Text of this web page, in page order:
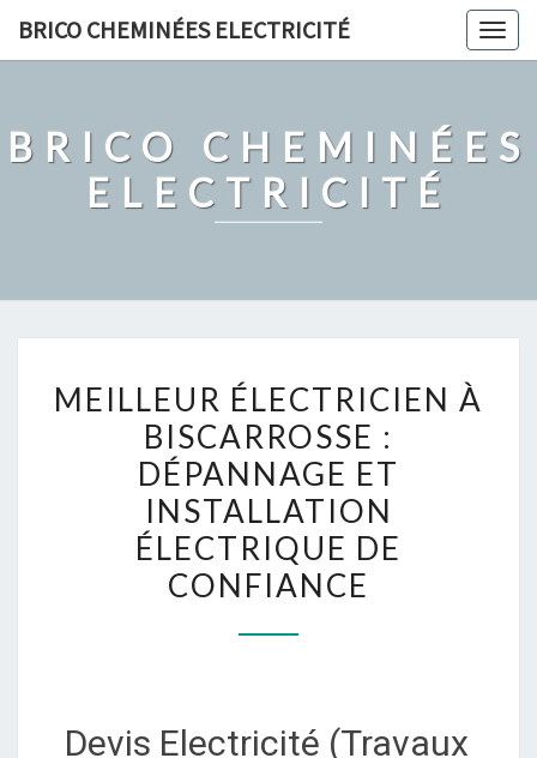
BRICO CHEMINÉES ELECTRICITÉ
BRICO CHEMINÉES
ELECTRICITÉ
ÉLECTRICIEN
À
BISCARROSSE
:
DÉPANNAGE
ET
INSTALLATION
ÉLECTRIQUE
MEILLEUR ÉLECTRICIEN À
BISCARROSSE :
DÉPANNAGE ET
INSTALLATION
ÉLECTRIQUE DE
CONFIANCE
Devis Electricité (Travaux